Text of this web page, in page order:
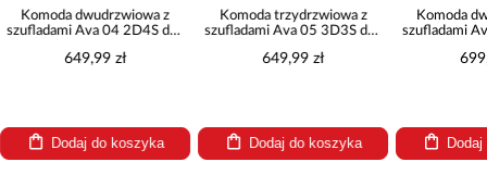
Komoda dwudrzwiowa z
szufladami Ava 04 2D4S dąb
649,99 zł
Dodaj do koszyka
Komoda trzydrzwiowa z
szufladami Ava 05 3D3S dąb
649,99 zł
Dodaj do koszyka
Komoda
szufladami